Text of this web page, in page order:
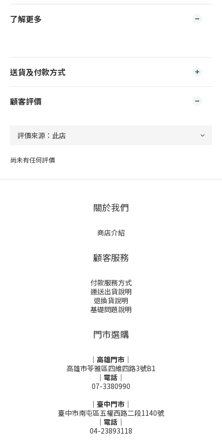
了解更多
送貨及付款方式
顧客評價
尚未有任何評價
關於我們
商店介紹
顧客服務
付款服務方式
運送出貨說明
退換貨說明
基礎問題說明
門市選購
｜高雄門市｜
高雄市苓雅區四維四路3號B1
｜電話｜
07-3380990
｜臺中門市｜
臺中市南屯區五權西路二段1140號
｜電話｜
04-23893118